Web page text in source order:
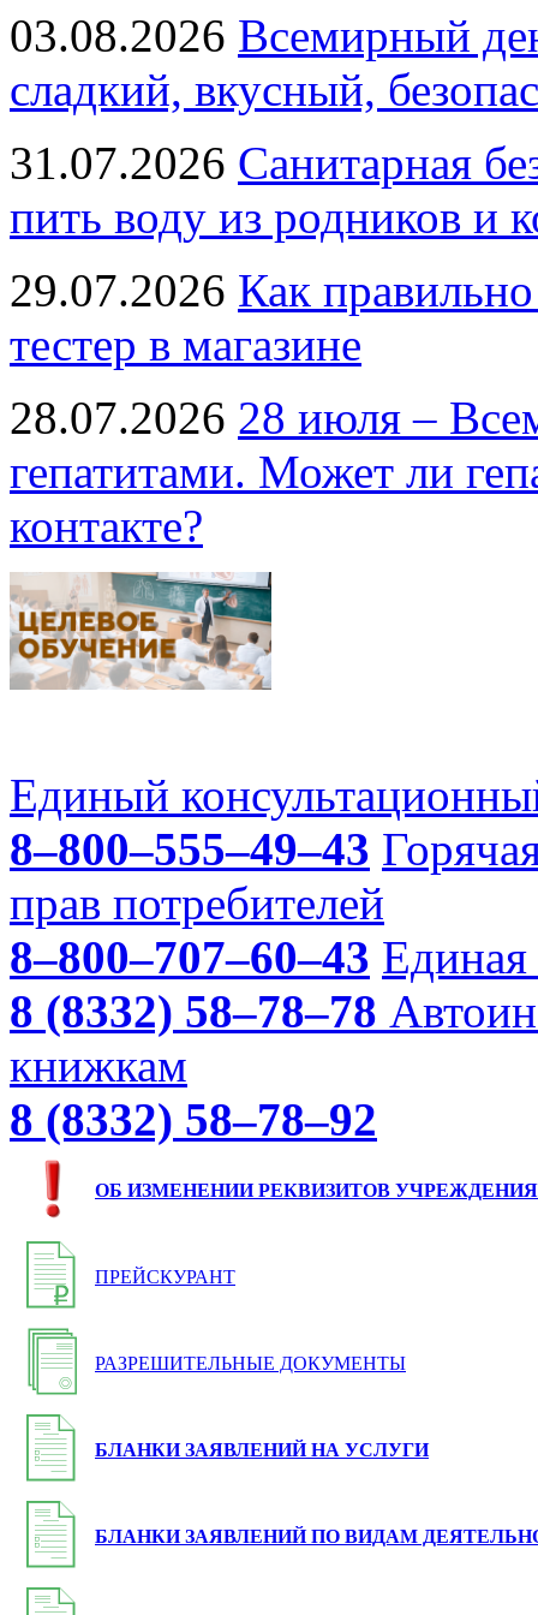
03.08.2026 Всемирный
сладкий, вкусный,
31.07.2026 Санитарная
пить воду из родников и
29.07.2026 Как
тестер в магазине
28.07.2026 28 июля –
гепатитами. Может ли
контакте?
Единый
8–800–555–49–43
прав потребителей
8–800–707–60–43 Единая
8 (8332) 58–78–78
книжкам
8 (8332) 58–78–92
ОБ ИЗМЕНЕНИИ РЕКВИЗИТОВ УЧРЕЖДЕНИЯ
ПРЕЙСКУРАНТ
РАЗРЕШИТЕЛЬНЫЕ ДОКУМЕНТЫ
БЛАНКИ ЗАЯВЛЕНИЙ НА УСЛУГИ
БЛАНКИ ЗАЯВЛЕНИЙ ПО ВИДАМ